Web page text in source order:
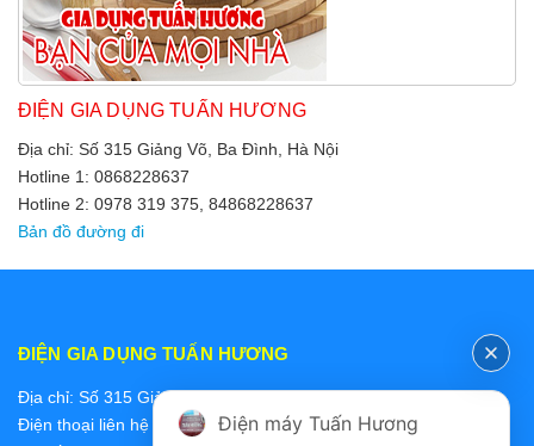
ĐIỆN GIA DỤNG TUẤN HƯƠNG
Địa chỉ: Số 315 Giảng Võ, Ba Đình, Hà Nội
Hotline 1: 0868228637
Hotline 2: 0978 319 375, 84868228637
Bản đồ đường đi
ĐIỆN GIA DỤNG TUẤN HƯƠNG
Địa chỉ: Số 315 Giảng Võ, Ba Đình, Hà Nội
Điện thoại liên hệ các bộ phận:Điện máy Tuấn Hương